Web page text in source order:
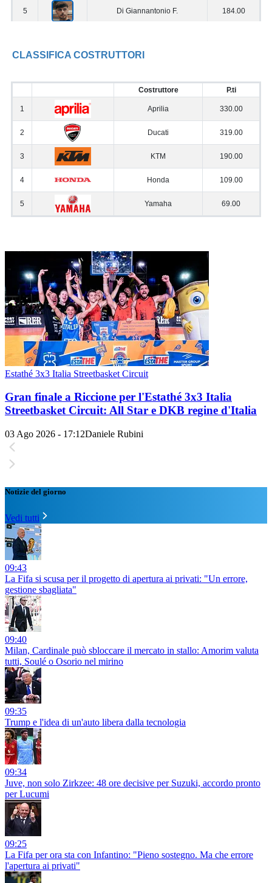
Estathé 3x3 Italia Streetbasket Circuit
Gran finale a Riccione per l'Estathé 3x3 Italia
Streetbasket Circuit: All Star e DKB regine d'Italia
03 Ago 2026 - 17:12Daniele Rubini
Notizie del giorno
Vedi tutti
09:43
La Fifa si scusa per il progetto di apertura ai privati: "Un errore,
gestione sbagliata"
09:40
Milan, Cardinale può sbloccare il mercato in stallo: Amorim valuta
tutti, Soulé o Osorio nel mirino
09:35
Trump e l'idea di un'auto libera dalla tecnologia
09:34
Juve, non solo Zirkzee: 48 ore decisive per Suzuki, accordo pronto
per Lucumi
09:25
La Fifa per ora sta con Infantino: "Pieno sostegno. Ma che errore
l'apertura ai privati"